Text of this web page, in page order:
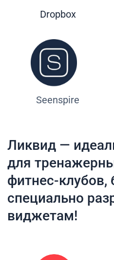
Dropbox
Seenspire
Ликвид —
для
фитнес-клубов,
специально
виджетам!